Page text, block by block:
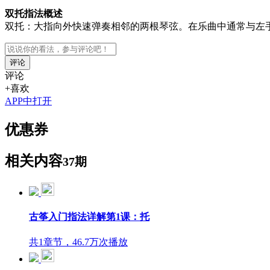
双托指法概述
双托：大指向外快速弹奏相邻的两根琴弦。在乐曲中通常与左
评论
评论
+喜欢
APP中打开
优惠券
相关内容37期
古筝入门指法详解第1课：托
共1章节，46.7万次播放